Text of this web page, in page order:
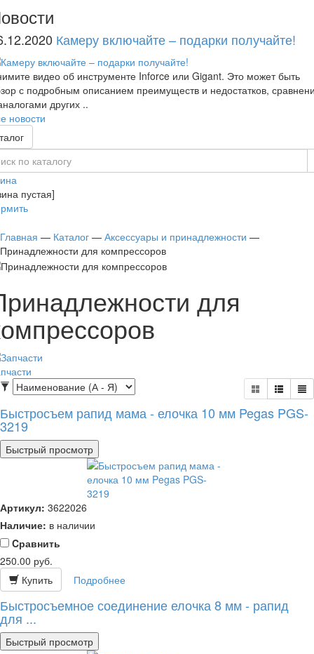
Камеру включайте – подарки получайте!
видео об инструменте Inforce или Gigant. Это может быть
с подробным описанием преимуществ и недостатков,
других ..
новости
пустая]
Главная — Каталог — Аксессуары и принадлежности —
Принадлежности для компрессоров
для
Быстросъем рапид мама - елочка 10 мм Pegas PGS-
3219
Быстрый просмотр
Артикул: 3622026
Наличие: в наличии
Cравнить
250.00 руб.
Купить
Подробнее
Быстросъемное соединение елочка 8 мм - рапид
для ...
Быстрый просмотр